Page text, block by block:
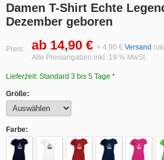
Damen T-Shirt Echte
Dezember geboren
Preis: ab 14,90 € + 4,90 € Versand
Alle Preisangaben inkl. 19 % MwSt.
Lieferzeit: Standard 3 bis 5 Tage *
Größe:
Farbe: